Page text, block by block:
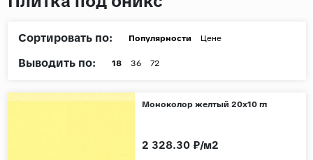
Сортировать по: Популярности Цене
Выводить по: 18 36 72
Моноколор желтый 20х10 гл
2 328.30 ₽/м2